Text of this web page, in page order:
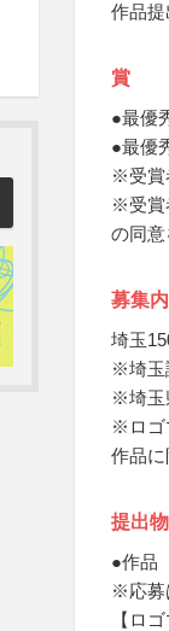
作品
賞
●最優
●最優
※受賞
※受賞
の同意
募集
埼玉
※埼玉
※埼玉
※ロゴ
作品に
提出物
●作品
※応募
【ロ